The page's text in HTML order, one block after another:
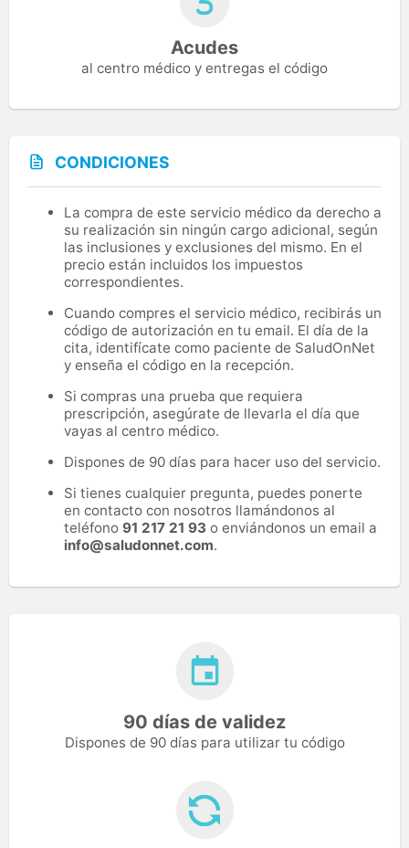
Acudes
al centro médico y entregas el código
CONDICIONES
La compra de este servicio médico da derecho a
su realización sin ningún cargo adicional, según
las inclusiones y exclusiones del mismo. En el
precio están incluidos los impuestos
correspondientes.
Cuando compres el servicio médico, recibirás un
código de autorización en tu email. El día de la
cita, identifícate como paciente de SaludOnNet
y enseña el código en la recepción.
Si compras una prueba que requiera
prescripción, asegúrate de llevarla el día que
vayas al centro médico.
Dispones de 90 días para hacer uso del servicio.
Si tienes cualquier pregunta, puedes ponerte
en contacto con nosotros llamándonos al
teléfono 91 217 21 93 o enviándonos un email a
info@saludonnet.com.
90 días de validez
Dispones de 90 días para utilizar tu código